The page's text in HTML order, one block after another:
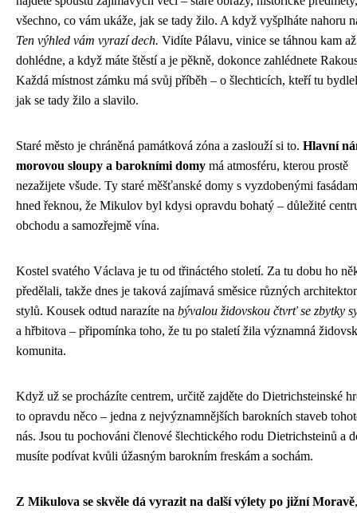
všechno, co vám ukáže, jak se tady žilo. A když vyšplháte nahoru
Ten výhled vám vyrazí dech. Vidíte Pálavu, vinice se táhnou kam
dohlédne, a když máte štěstí a je pěkně, dokonce zahlédnete
Každá místnost zámku má svůj příběh – o šlechticích, kteří tu
jak se tady žilo a slavilo.
Staré město je chráněná památková zóna a zaslouží si to. Hlavní
morovou sloupy a barokními domy má atmosféru, kterou prostě
nezažijete všude. Ty staré měšťanské domy s vyzdobenými
hned řeknou, že Mikulov byl kdysi opravdu bohatý – důležité
obchodu a samozřejmě vína.
Kostel svatého Václava je tu od třináctého století. Za tu dobu ho
předělali, takže dnes je taková zajímavá směsice různých
stylů. Kousek odtud narazíte na bývalou židovskou čtvrť se zbytky
a hřbitova – připomínka toho, že tu po staletí žila významná
komunita.
Když už se procházíte centrem, určitě zajděte do Dietrichsteinské
to opravdu něco – jedna z nejvýznamnějších barokních staveb
nás. Jsou tu pochováni členové šlechtického rodu Dietrichsteinů a
musíte podívat kvůli úžasným barokním freskám a sochám.
Z Mikulova se skvěle dá vyrazit na další výlety po jižní Moravě